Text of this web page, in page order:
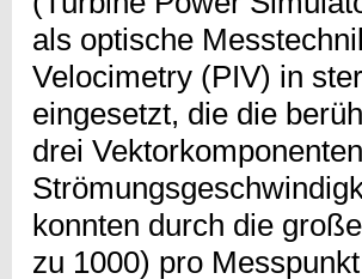
als optische
Velocimetry (PIV) in
eingesetzt, die die
drei
konnten durch die
zu 1000) pro